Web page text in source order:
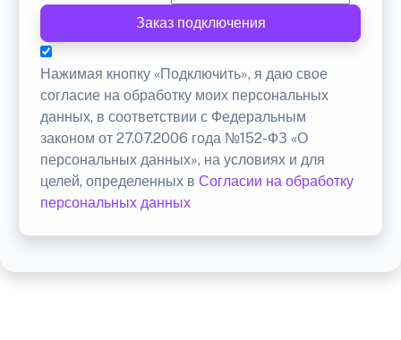
Заказ подключения
Нажимая кнопку «Подключить», я даю свое
согласие на обработку моих персональных
данных, в соответствии с Федеральным
законом от 27.07.2006 года №152-ФЗ «О
персональных данных», на условиях и для
целей, определенных в Согласии на обработку
персональных данных